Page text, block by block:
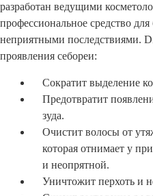
разработан ведущими
профессиональное средство
неприятными последствиями.
проявления себореи:
Сократит выделение
Предотвратит
зуда.
Очистит волосы от
которая отнимает у
и неопрятной.
Уничтожит перхоть и